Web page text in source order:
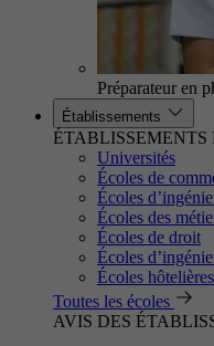
Préparateur en
Établissements
ÉTABLISSEMENTS
Universités
Écoles de
Écoles
Écoles des
Écoles de droit
Écoles
Écoles hôtelières
Toutes les écoles
AVIS DES